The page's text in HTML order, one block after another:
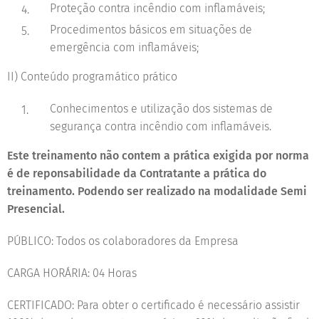
Proteção contra incêndio com inflamáveis;
Procedimentos básicos em situações de
emergência com inflamáveis;
II) Conteúdo programático prático
Conhecimentos e utilização dos sistemas de
segurança contra incêndio com inflamáveis.
Este treinamento não contem a prática exigida por norma
é de reponsabilidade da Contratante a prática do
treinamento. Podendo ser realizado na modalidade Semi
Presencial.
PÚBLICO: Todos os colaboradores da Empresa
CARGA HORÁRIA: 04 Horas
CERTIFICADO: Para obter o certificado é necessário assistir